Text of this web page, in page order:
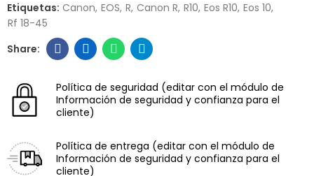
Etiquetas: Canon EOS R Canon R R10 Eos R10 Eos 10
Rf 18-45
Política de seguridad (editar con el módulo de
Información de seguridad y confianza para el
cliente)
Política de entrega (editar con el módulo de
Información de seguridad y confianza para el
cliente)